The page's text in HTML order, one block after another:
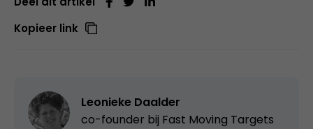
Kopieer link
Leonieke Daalder
co-founder bij Fast Moving Targets